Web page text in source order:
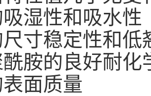
湿性和吸水性
寸稳定性和低
胺的良好耐化
面质量